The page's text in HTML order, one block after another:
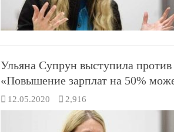
Ульяна Супрун выступила
«Повышение зарплат на 50%
12.05.2020 2,916